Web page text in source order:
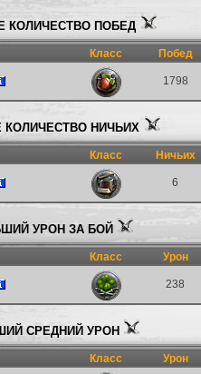
КОЛИЧЕСТВО ПОБЕД
Класс Побед
1798
НИЧЬИХ
Класс Ничьих
6
УРОН ЗА БОЙ
Класс Урон
238
СРЕДНИЙ УРОН
Класс Урон